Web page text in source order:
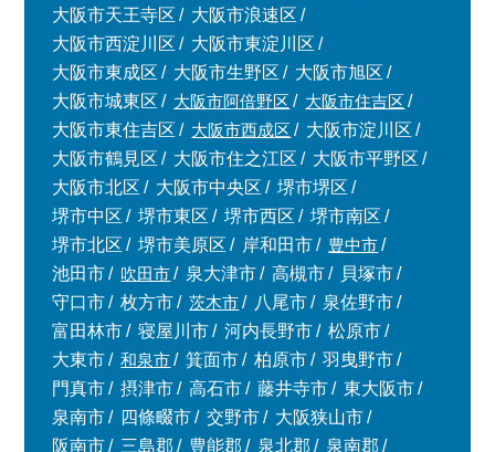
大阪市天王寺区
大阪市浪速区
大阪市西淀川区
大阪市東淀川区
大阪市東成区
大阪市生野区
大阪市旭区
大阪市城東区
大阪市阿倍野区
大阪市住吉区
大阪市東住吉区
大阪市西成区
大阪市淀川区
大阪市鶴見区
大阪市住之江区
大阪市平野区
大阪市北区
大阪市中央区
堺市堺区
堺市中区
堺市東区 堺市西区
堺市南区
堺市北区
堺市美原区 岸和田市
豊中市
池田市
吹田市 泉大津市 高槻市
貝塚市
守口市
枚方市 茨木市 八尾市
泉佐野市
富田林市
寝屋川市 河内長野市
松原市
大東市
和泉市 箕面市 柏原市
羽曳野市
門真市
摂津市 高石市 藤井寺市
東大阪市
泉南市
四條畷市 交野市
大阪狭山市
阪南市
三島郡 豊能郡 泉北郡 泉南郡